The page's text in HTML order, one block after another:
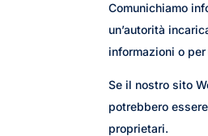
Comunichiamo
un’autorità
informazioni o
Se il nostro sito
potrebbero
proprietari.